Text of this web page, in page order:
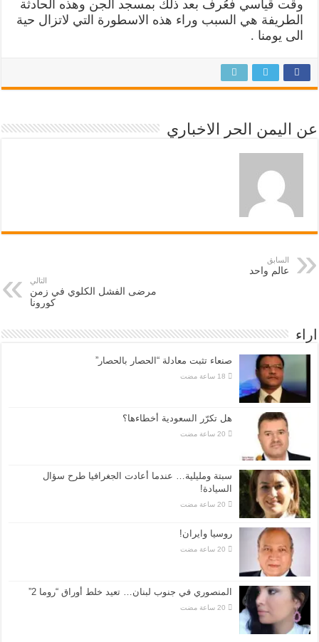
وقت قياسي فعُرف بعد ذلك بمسجد الجن وهذه الحادثة
الطريفة هي السبب وراء هذه الاسطورة التي لاتزال حية
الى يومنا .
عن اليمن الحر الاخباري
السابق
عالم واحد
التالي
مرضى الفشل الكلوي في زمن
كورونا
اراء
صنعاء تثبت معادلة “الحصار بالحصار”
هل تكرّر السعودية أخطاءها؟
سبتة ومليلية… عندما أعادت الجغرافيا طرح سؤال
السيادة!
روسيا وايران!
المنصوري في جنوب لبنان… تعيد خلط أوراق “روما 2”